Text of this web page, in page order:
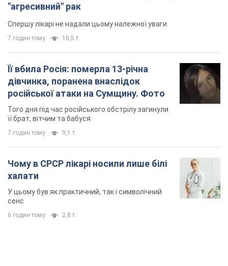
"агресивний" рак
Спершу лікарі не надали цьому належної уваги
7 годин тому 10,5 т.
Її вбила Росія: померла 13-річна
дівчинка, поранена внаслідок
російської атаки на Сумщину. Фото
Того дня під час російського обстрілу загинули
її брат, вітчим та бабуся
7 годин тому 9,1 т.
Чому в СРСР лікарі носили лише білі
халати
У цьому був як практичний, так і символічний
сенс
6 годин тому 2,8 т.